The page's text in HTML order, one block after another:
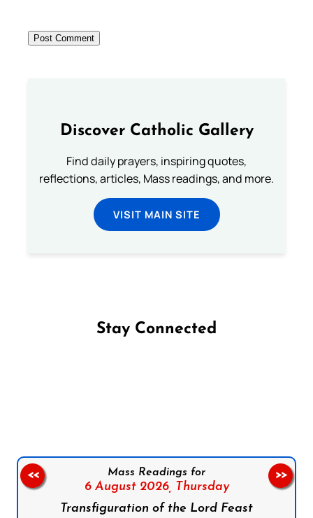
Discover Catholic Gallery
Find daily prayers, inspiring quotes,
reflections, articles, Mass readings, and more.
VISIT MAIN SITE
Stay Connected
Mass Readings for
6 August 2026, Thursday
Transfiguration of the Lord Feast
<< >>